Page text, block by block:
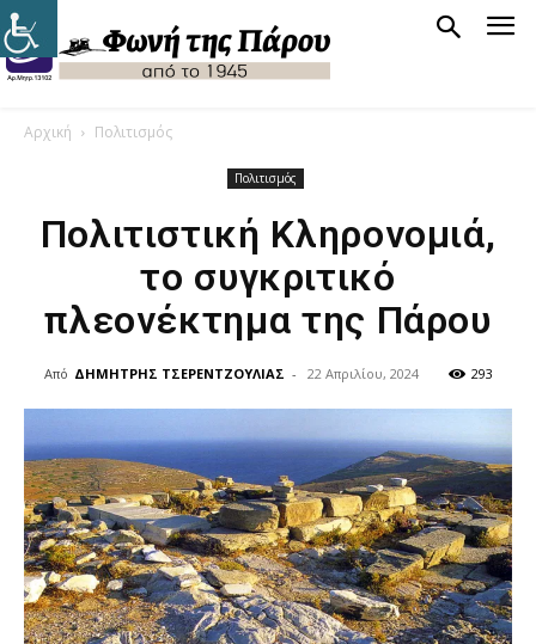
Αρχική Πολιτισμός
Πολιτισμός
Πολιτιστική Κληρονομιά,
το συγκριτικό
πλεονέκτημα της Πάρου
Από ΔΗΜΗΤΡΗΣ ΤΣΕΡΕΝΤΖΟΥΛΙΑΣ - 22 Απριλίου, 2024 293